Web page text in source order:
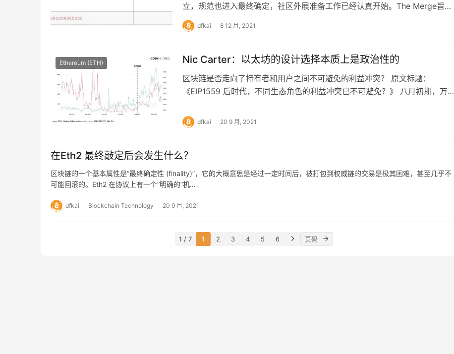
立，规范也进入最终确定，社区外展准备工作已经认真开始。The Merge旨在
过渡过程中对最终用户、智能合…
dfkai 8 12 月, 2021
Ethereum (ETH) Nic Carter：以太坊的设计选择本质上是政治性的
区块链是否走向了持有者和用户之间不可避免的利益冲突？ 原文标题：
《EIP1559 后时代，不同生态角色的利益冲突已不可避免？》 八月初期，万众
dfkai 20 9 月, 2021
在Eth2 最终敲定后会发生什么？
区块链的一个基本属性是“最终确定性 (finality)”，它的大概意思是经过一定时间后，被打包到权威链的交易是极其困难，甚至几乎不
可能回滚的。Eth2 在协议上有一个“明确的”机…
dfkai Blockchain Technology 20 9 月, 2021
1 / 7 1 2 3 4 5 6